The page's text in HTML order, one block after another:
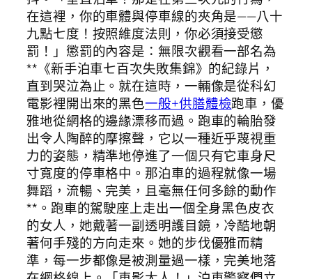
在這裡，你的車體與停車線的夾角是——八十
九點七度！按照維度法則，你必須接受懲
罰！」懲罰的內容是：無限次觀看一部名為
**《新手泊車七百次失敗集錦》的紀錄片，
直到哭泣為止。就在這時，一輛像是從科幻
電影裡開出來的黑色一般+供膳體檢跑車，優
雅地從網格的邊緣漂移而過。跑車的輪胎發
出令人陶醉的摩擦聲，它以一種近乎蔑視重
力的姿態，精準地停進了一個只有它車身尺
寸寬度的停車格中。那泊車的過程就像一場
舞蹈，流暢、完美，且毫無任何多餘的動作
**。跑車的駕駛座上走出一個全身黑色皮衣
的女人，她戴著一副透明護目鏡，冷酷地朝
著何手殘的方向走來。她的步伐優雅而精
準，每一步都像是被測量過一樣，完美地落